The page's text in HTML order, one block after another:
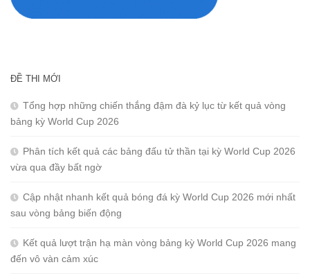
ĐỀ THI MỚI
Tổng hợp những chiến thắng đậm đà kỷ lục từ kết quả vòng
bảng kỳ World Cup 2026
Phân tích kết quả các bảng đấu tử thần tại kỳ World Cup 2026
vừa qua đầy bất ngờ
Cập nhật nhanh kết quả bóng đá kỳ World Cup 2026 mới nhất
sau vòng bảng biến động
Kết quả lượt trận hạ màn vòng bảng kỳ World Cup 2026 mang
đến vô vàn cảm xúc